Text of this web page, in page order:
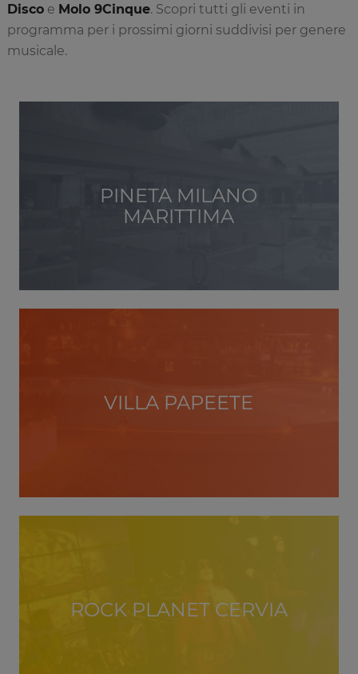
Discoe Molo 9Cinque. Scopri tutti gli eventi in
programma per i prossimi giorni suddivisi per genere
musicale.
PINETA MILANO
MARITTIMA
VILLA PAPEETE
ROCK PLANET CERVIA